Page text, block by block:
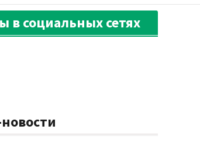
в социальных сетях